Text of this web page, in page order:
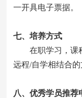
一开具电子票据。
七、培养方式
在职学习，课程
远程/自学相结
八、优秀学员推荐